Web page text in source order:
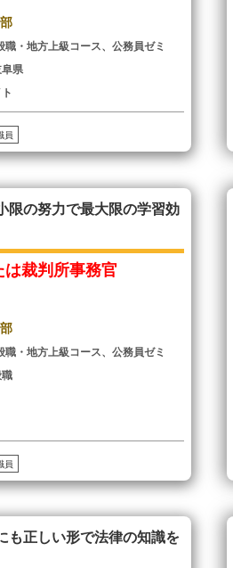
・地方上級コース、公務員ゼミ
県
員
限の努力で最大限の学習効
裁判所事務官
・地方上級コース、公務員ゼミ
員
も正しい形で法律の知識を